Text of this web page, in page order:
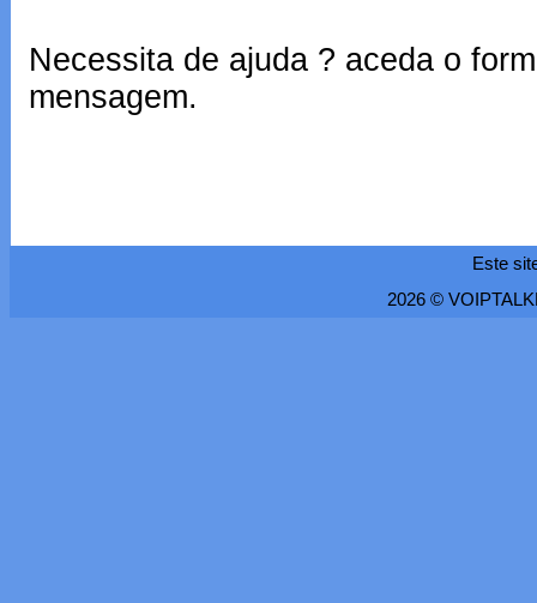
Necessita de ajuda ? aceda o
mensagem.
Este
2026 ©